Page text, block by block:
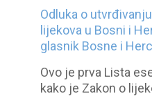
Odluka o
lijekova u Bosni i
glasnik Bosne i
Ovo je prva Lista
kako je Zakon o